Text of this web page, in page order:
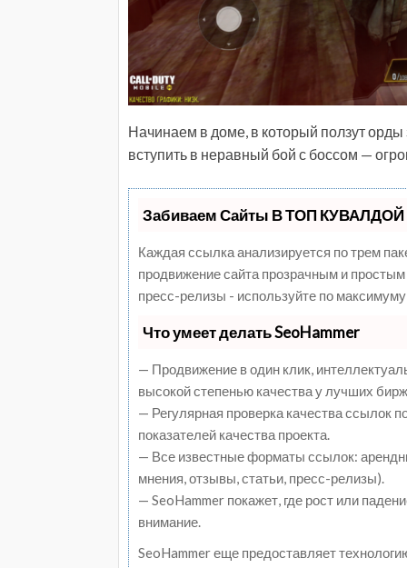
Начинаем в доме, в который ползут орды
вступить в неравный бой с боссом —
Забиваем Сайты В ТОП КУВАЛДОЙ
Каждая ссылка анализируется по трем
продвижение сайта прозрачным и
пресс-релизы - используйте по
Что умеет делать SeoHammer
— Продвижение в один клик,
высокой степенью качества у лучших
— Регулярная проверка качества ссылок
показателей качества проекта.
— Все известные форматы ссылок:
мнения, отзывы, статьи, пресс-релизы).
— SeoHammer покажет, где рост или
внимание.
SeoHammer еще предоставляет